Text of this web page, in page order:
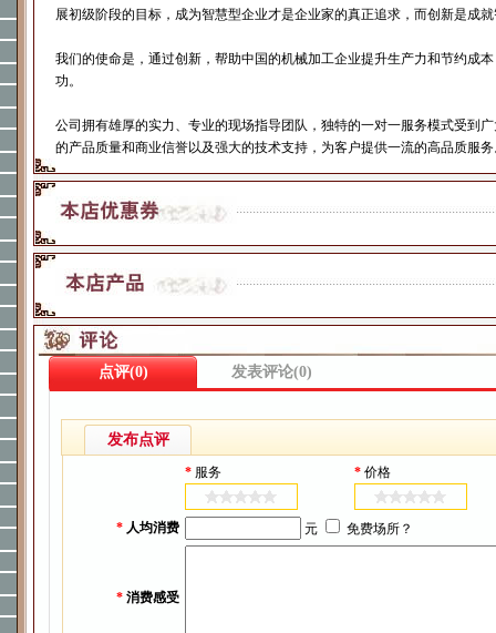
展初级阶段的目标，成为智慧型企业才是企业家的真正追求，而创新是成
我们的使命是，通过创新，帮助中国的机械加工企业提升生产力和节约成
功。
公司拥有雄厚的实力、专业的现场指导团队，独特的一对一服务模式受到
的产品质量和商业信誉以及强大的技术支持，为客户提供一流的高品质服
点评(0) 发表评论(0)
发布点评
*服务 *价格
*人均消费 元 免费场所？
*消费感受